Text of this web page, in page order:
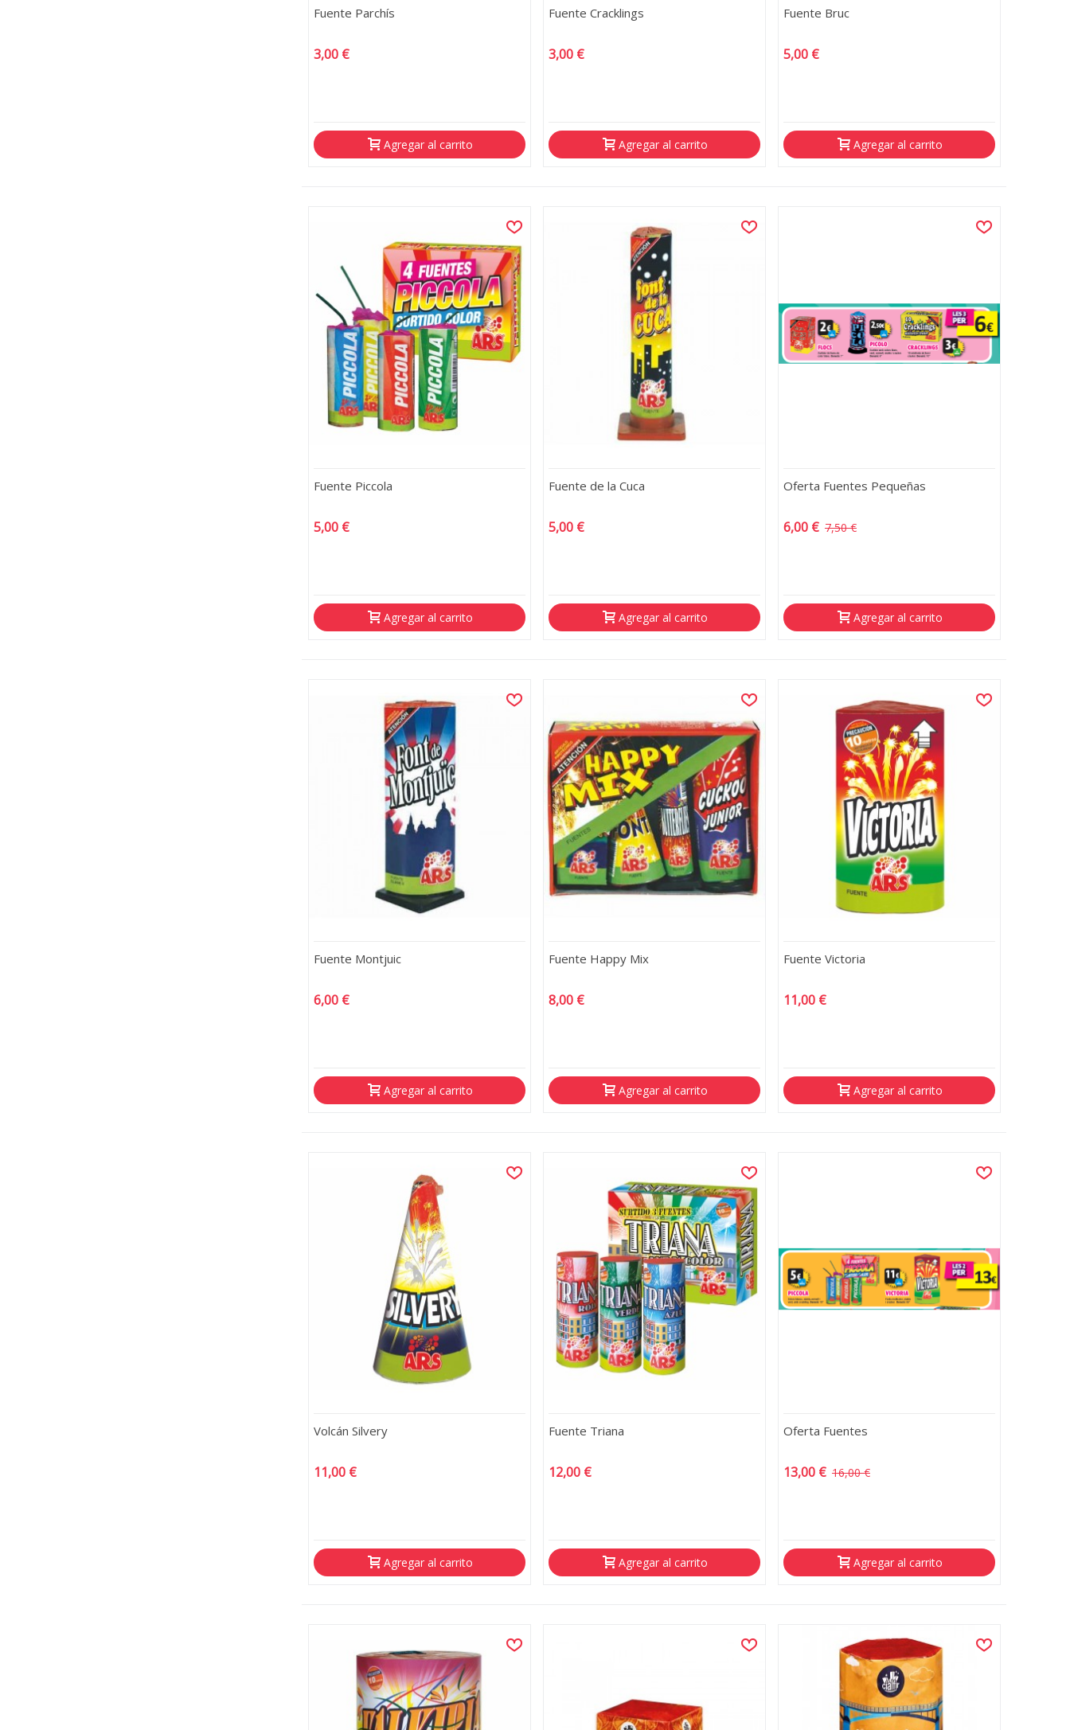
Fuente Parchís
3,00 €
Agregar al carrito
Fuente Cracklings
3,00 €
Agregar al carrito
Fuente Bruc
5,00 €
Agregar al carrito
Fuente Piccola
5,00 €
Agregar al carrito
Fuente de la Cuca
5,00 €
Agregar al carrito
Oferta Fuentes Pequeñas
6,00 € 7,50 €
Agregar al carrito
Fuente Montjuic
6,00 €
Agregar al carrito
Fuente Happy Mix
8,00 €
Agregar al carrito
Fuente Victoria
11,00 €
Agregar al carrito
Volcán Silvery
11,00 €
Agregar al carrito
Fuente Triana
12,00 €
Agregar al carrito
Oferta Fuentes
13,00 € 16,00 €
Agregar al carrito